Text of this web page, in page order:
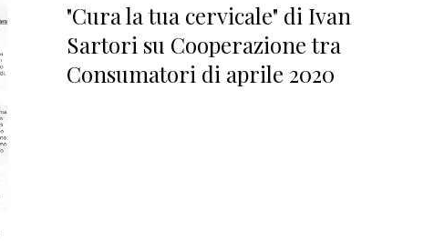
"Cura la tua cervicale" di Ivan
Sartori su Cooperazione tra
Consumatori di aprile 2020